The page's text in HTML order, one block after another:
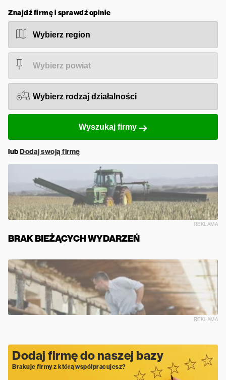
Znajdź firmę i sprawdź opinie
Wyszukaj firmy
lubDodaj swoją firmę
REKLAMA
BRAK BIEŻĄCYCH WYDARZEŃ
REKLAMA
Dodaj firmę do naszej bazy
Brakuje firmy z którą współpracujesz?